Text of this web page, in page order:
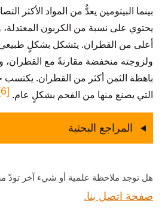
بينما البيتومين يعدُّ من المواد الأكثر
يحتوي على نسبة من الكربون
أعلى من القطران. يتشكل بشكلٍ طبيعي،
ولزوجته منخفضة مقارنةً مع القطران،
باهظة الثمن أكثر من القطران. يكتسب
التي يصنع منها من الفحم بشكلٍ عام. [6]
المراجع البحثية
هل توجد ملاحظة علمية أو شيء آخر تودّ
صفحة اتصل بنا.